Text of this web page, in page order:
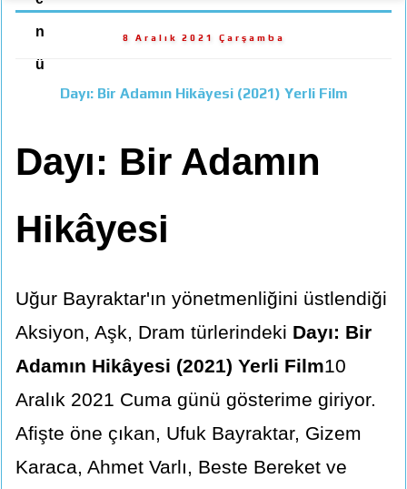
n
ü
8 Aralık 2021 Çarşamba
Dayı: Bir Adamın Hikâyesi (2021) Yerli Film
Dayı: Bir Adamın
Hikâyesi
Uğur Bayraktar'ın yönetmenliğini üstlendiği
Aksiyon, Aşk, Dram türlerindeki Dayı: Bir
Adamın Hikâyesi (2021) Yerli Film10
Aralık 2021 Cuma günü gösterime giriyor.
Afişte öne çıkan, Ufuk Bayraktar, Gizem
Karaca, Ahmet Varlı, Beste Bereket ve